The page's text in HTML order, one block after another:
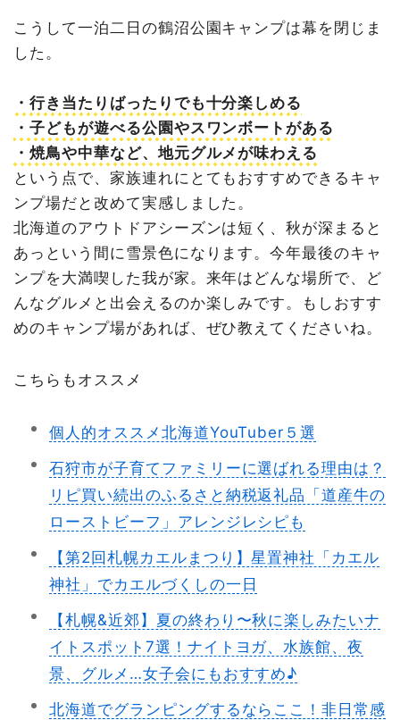
こうして一泊二日の鶴沼公園キャンプは幕を閉じま
した。
・行き当たりばったりでも十分楽しめる
・子どもが遊べる公園やスワンボートがある
・焼鳥や中華など、地元グルメが味わえる
という点で、家族連れにとてもおすすめできるキャ
ンプ場だと改めて実感しました。
北海道のアウトドアシーズンは短く、秋が深まると
あっという間に雪景色になります。今年最後のキャ
ンプを大満喫した我が家。来年はどんな場所で、ど
んなグルメと出会えるのか楽しみです。もしおすす
めのキャンプ場があれば、ぜひ教えてくださいね。
こちらもオススメ
個人的オススメ北海道YouTuber５選
石狩市が子育てファミリーに選ばれる理由は？
リピ買い続出のふるさと納税返礼品「道産牛の
ローストビーフ」アレンジレシピも
【第2回札幌カエルまつり】星置神社「カエル
神社」でカエルづくしの一日
【札幌&近郊】夏の終わり〜秋に楽しみたいナ
イトスポット7選！ナイトヨガ、水族館、夜
景、グルメ…女子会にもおすすめ♪
北海道でグランピングするならここ！非日常感